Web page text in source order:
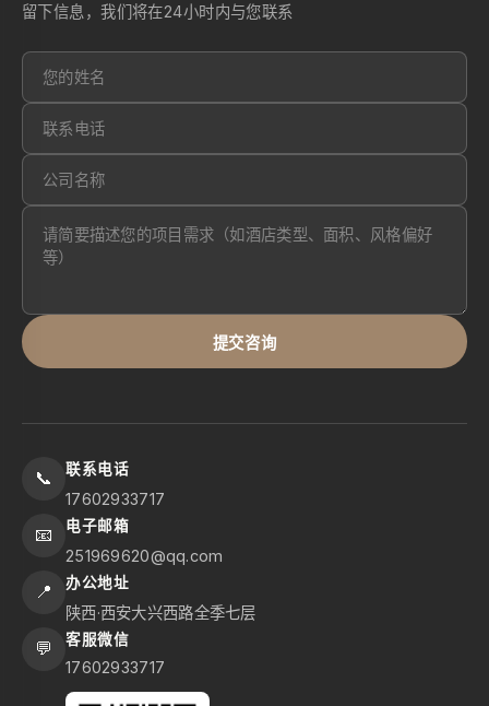
留下信息，我们将在24小时内与您联系
提交咨询
📞 联系电话
17602933717
📧 电子邮箱
251969620@qq.com
📍 办公地址
陕西·西安大兴西路全季七层
💬 客服微信
17602933717